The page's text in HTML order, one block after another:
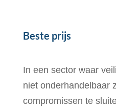
Beste prijs
In een sector waar
niet onderhandelbaar
compromissen te